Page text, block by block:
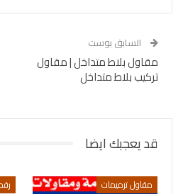
السابق بوست
مقاول بلاط متداخل | مقاول
تركيب بلاط متداخل
قد يعجبك ايضا
مقاول ترميمات